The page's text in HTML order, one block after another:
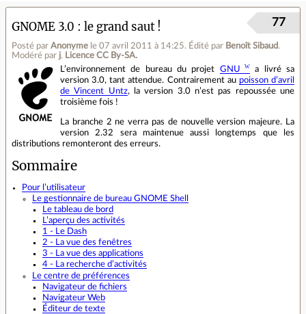
GNOME 3.0 : le grand saut !
Posté par Anonyme le 07 avril 2011 à 14:25. Édité par Benoît Sibaud.
Modéré par j. Licence CC By‑SA.
77
L’environnement de bureau du projet GNU
a livré sa
version 3.0, tant attendue. Contrairement au poisson d’avril
de Vincent Untz, la version 3.0 n’est pas repoussée une
troisième fois !
La branche 2 ne verra pas de nouvelle version majeure. La
version 2.32 sera maintenue aussi longtemps que les
distributions remonteront des erreurs.
Sommaire
Pour l’utilisateur
Le gestionnaire de bureau GNOME Shell
Le tableau de bord
L’aperçu des activités
1 - Le Dash
2 - La vue des fenêtres
3 - La vue des applications
4 - La recherche d’activités
Le centre de préférences
Navigateur de fichiers
Navigateur Web
Éditeur de texte